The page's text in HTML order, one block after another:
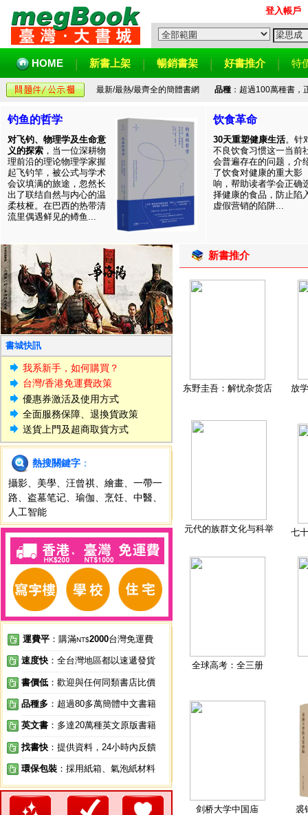
登入帳戶
HOME 新書上架 暢銷書架 好書推介 特
最新/最熱/最齊全的簡體書網 品種：超過100萬種書，
钓鱼的哲学
对飞钓、物理学及生命意
义的探索 ，当一位深耕物
理前沿的理论物理学家握
起飞钓竿，被公式与学术
会议填满的旅途，忽然长
出了联结自然与内心的温
柔枝桠。在巴西的热带清
流里偶遇鲜见的鳟鱼...
饮食革命
30天重塑健康生活。针
不良饮食习惯这一当前
会普遍存在的问题，介
了饮食对健康的重大影
响，帮助读者学会正确
择健康的食品，防止陷
虚假营销的陷阱...
書城快訊
我系新手，如何購買？
台灣/香港免運費政策
優惠券激活及使用方式
全面服務保障、退換貨政策
送貨上門及超商取貨方式
熱搜關鍵字 ：
攝影
美學 汪曾祺 繪畫
一帶一
路
盗墓笔记 瑜伽 烹饪 中醫
人工智能
運費平 ：購滿NT$2000台灣免運費
速度快 ：全台灣地區都以速遞發貨
書價低 ：歡迎與任何同類書店比價
品種多 ：超過80多萬簡體中文書籍
英文書 ：多達20萬種英文原版書籍
找書快 ：提供資料，24小時內反饋
環保包裝 ：採用紙箱、氣泡紙材料
新書推介
东野圭吾：解忧杂货店 放
元代的族群文化与科举 七
全球高考：全三册
剑桥大学中国庙 裘